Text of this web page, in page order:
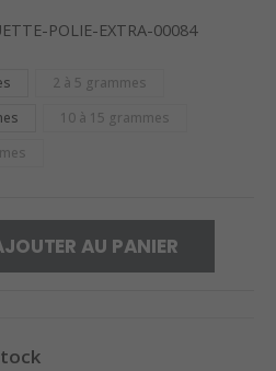
33,00€
POLIE-EXTRA-00084
2 à 5 grammes
10 à 15 grammes
AU PANIER